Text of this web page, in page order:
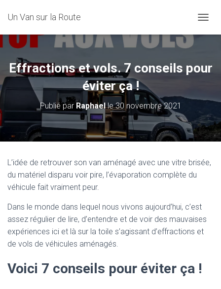
Un Van sur la Route
É
E
A
A
V
T
Effractions et vols. 7 conseils pour
éviter ça !
Publié par Raphaelle30 novembre 2021
L’idée de retrouver son van aménagé avec une vitre brisée,
du matériel disparu voir pire, l’évaporation complète du
véhicule fait vraiment peur.
Dans le monde dans lequel nous vivons aujourd’hui, c’est
assez régulier de lire, d’entendre et de voir des mauvaises
expériences ici et là sur la toile s’agissant d’effractions et
de vols de véhicules aménagés.
Voici 7 conseils pour éviter ça !